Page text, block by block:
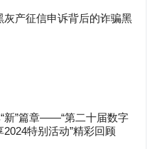
灰产征信申诉背后的诈骗黑
“新”篇章——“第二十届数字
特别活动”精彩回顾